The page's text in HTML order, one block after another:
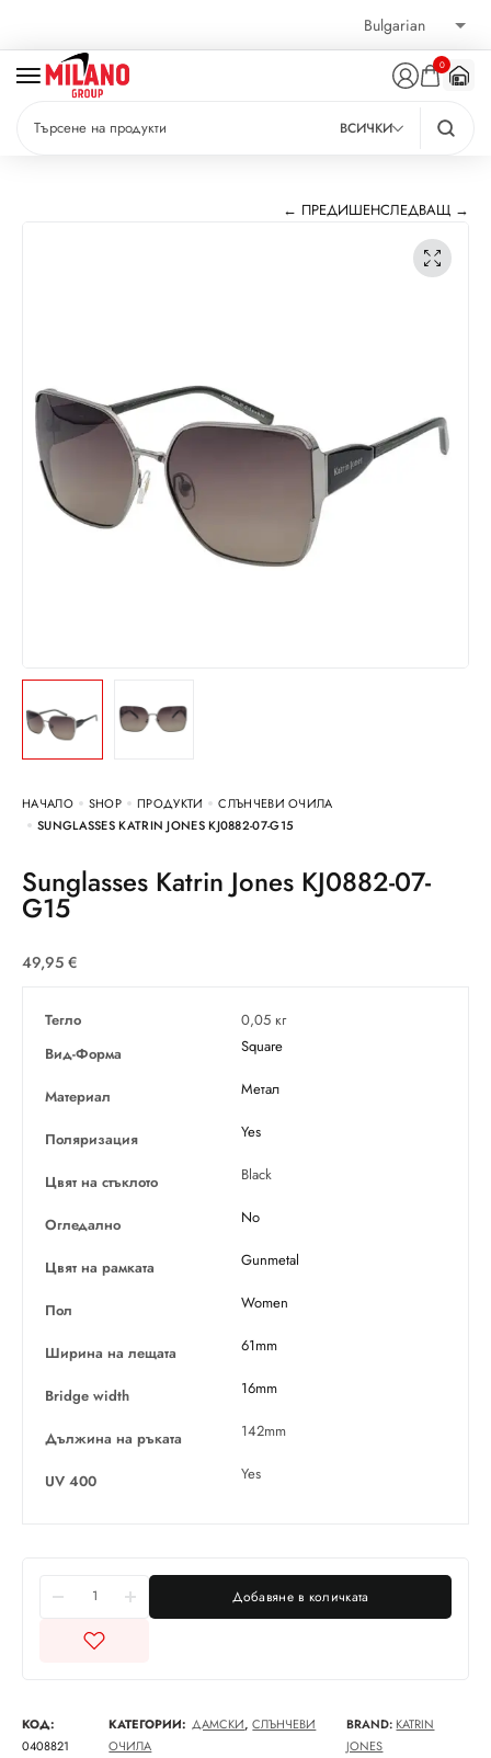
0
ВСИЧКИ
← ПРЕДИШЕНСЛЕДВАЩ →
НАЧАЛО SHOP ПРОДУКТИ
СЛЪНЧЕВИ ОЧИЛА
SUNGLASSES KATRIN JONES KJ0882-07-G15
Sunglasses Katrin Jones KJ0882-07-
G15
49,95 €
Тегло
0,05 кг
Вид-Форма
Square
Материал Метал
Поляризация Yes
Цвят на стъклото Black
Огледално No
Цвят на рамката Gunmetal
Пол Women
Ширина на лещата 61mm
Bridge width 16mm
Дължина на ръката 142mm
UV 400 Yes
Добавяне в количката
КОД:
0408821
КАТЕГОРИИ: ДАМСКИ,СЛЪНЧЕВИ
ОЧИЛА
BRAND: KATRIN
JONES